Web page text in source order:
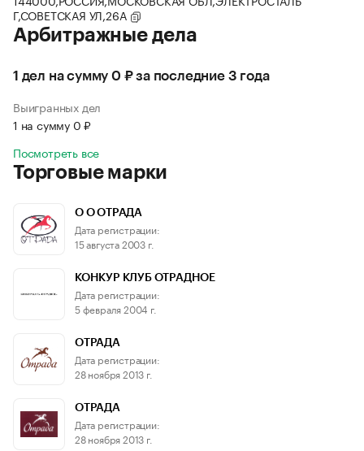
Г,СОВЕТСКАЯ УЛ,26А
Арбитражные дела
1 дел на сумму 0 ₽ за последние 3 года
Выигранных дел
1 на сумму 0 ₽
Посмотреть все
Торговые марки
O О ОТРАДА
Дата регистрации:
15 августа 2003 г.
КОНКУР КЛУБ ОТРАДНОЕ
Дата регистрации:
5 февраля 2004 г.
ОТРАДА
Дата регистрации:
28 ноября 2013 г.
ОТРАДА
Дата регистрации:
28 ноября 2013 г.